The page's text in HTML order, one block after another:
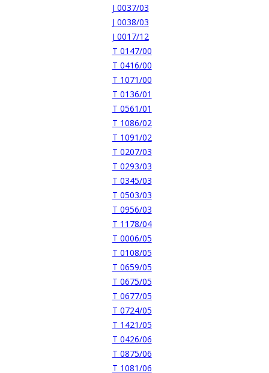
J 0037/03
J 0038/03
J 0017/12
T 0147/00
T 0416/00
T 1071/00
T 0136/01
T 0561/01
T 1086/02
T 1091/02
T 0207/03
T 0293/03
T 0345/03
T 0503/03
T 0956/03
T 1178/04
T 0006/05
T 0108/05
T 0659/05
T 0675/05
T 0677/05
T 0724/05
T 1421/05
T 0426/06
T 0875/06
T 1081/06